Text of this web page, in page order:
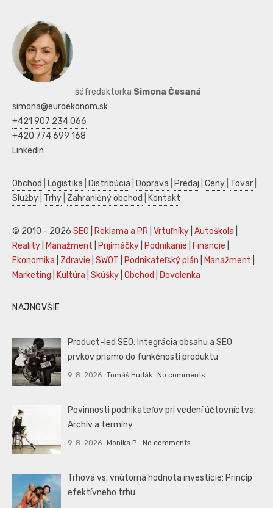
šéfredaktorka Simona Česaná
simona@euroekonom.sk
+421 907 234 066
+420 774 699 168
LinkedIn
Obchod Logistika Distribúcia Doprava Predaj Ceny Tovar
Služby Trhy Zahraničný obchod Kontakt
© 2010 - 2026 SEO Reklama a PR Vrtuľníky Autoškola
Reality
Manažment Prijímáčky Podnikanie Financie
Ekonomika
Zdravie SWOT Podnikateľský plán Manažment
Marketing
Kultúra Skúšky Obchod Dovolenka
NAJNOVŠIE
Product-led SEO: Integrácia obsahu a SEO
prvkov priamo do funkčnosti produktu
9. 8. 2026 Tomáš Hudák No comments
Povinnosti podnikateľov pri vedení účtovníctva:
Archív a termíny
9. 8. 2026 Monika P. No comments
Trhová vs. vnútorná hodnota investície: Princíp
efektívneho trhu